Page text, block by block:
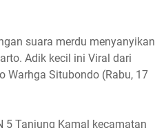
suara merdu menyanyikan
Adik kecil ini Viral dari
Warhga Situbondo (Rabu, 17
5 Tanjung Kamal kecamatan